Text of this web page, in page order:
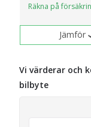
Räkna på
Jämför
Vi värderar och
bilbyte